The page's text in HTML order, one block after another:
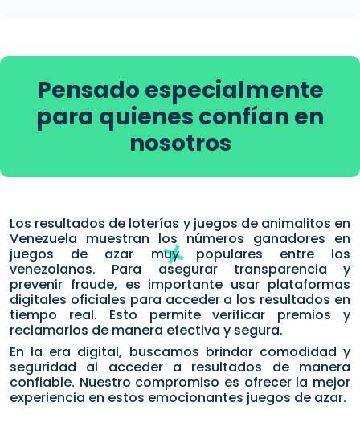
Pensado especialmente
para quienes confían en
nosotros
Los resultados de loterías y juegos de animalitos en
Venezuela muestran los números ganadores en
juegos de azar muy populares entre los
venezolanos. Para asegurar transparencia y
prevenir fraude, es importante usar plataformas
digitales oficiales para acceder a los resultados en
tiempo real. Esto permite verificar premios y
reclamarlos de manera efectiva y segura.
En la era digital, buscamos brindar comodidad y
seguridad al acceder a resultados de manera
confiable. Nuestro compromiso es ofrecer la mejor
experiencia en estos emocionantes juegos de azar.